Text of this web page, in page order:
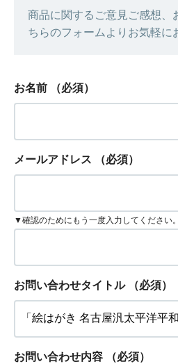
商品に関するご意見ご感想、
ちらのフォームよりお気軽に
お名前 （必須）
メールアドレス （必須）
▼確認のためにもう一度入力してください。
お問い合わせタイトル （必須）
お問い合わせ内容 （必須）